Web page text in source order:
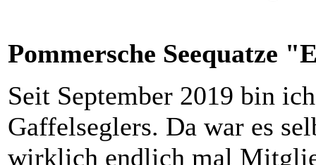
Pommersche Seequatze
Seit September 2019 bin
Gaffelseglers. Da war es
wirklich endlich mal